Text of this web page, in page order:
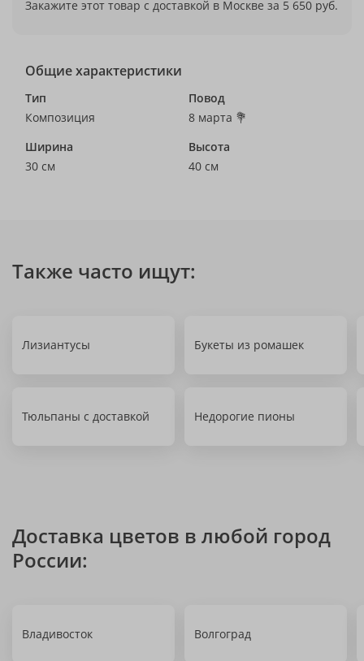
Закажите этот товар с доставкой в Москве за 5 650 руб.
Общие характеристики
Тип
Композиция
Повод
8 марта 💐
Ширина
30 см
Высота
40 см
Также часто ищут:
Лизиантусы Букеты из ромашек
Тюльпаны с доставкой Недорогие пионы
Доставка цветов в любой город
России:
Владивосток Волгоград